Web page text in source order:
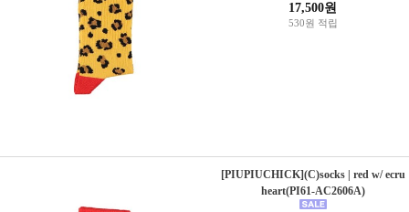
17,500원
530원 적립
[PIUPIUCHICK](C)socks | red w/ ecru
heart(PI61-AC2606A)